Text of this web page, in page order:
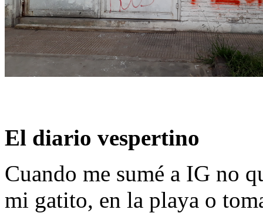
El diario vespertino
Cuando me sumé a IG no
mi gatito, en la playa o